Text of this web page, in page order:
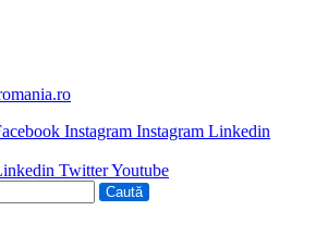
Instagram Instagram Linkedin
TwitterYoutube
Caută